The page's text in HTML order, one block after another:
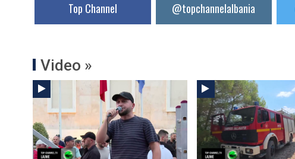
Top Channel @topchannelalbania
Video »